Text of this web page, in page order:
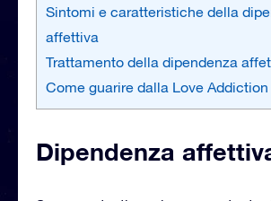
Sintomi e caratteristiche della
affettiva
Trattamento della dipendenza
Come guarire dalla Love Addiction
Dipendenza